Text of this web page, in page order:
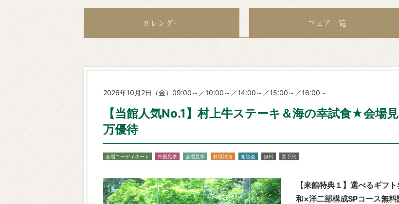
カレンダー フェア一覧
2026年10月2日（金）09:00～／10:00～／14:00～／15:00～／16:00～
【当館人気No.1】村上牛ステーキ＆海の幸試食★会場
万優待
会場コーディネート 神殿見学 会場見学 料理試食 相談会 無料 要予約
【来館特典１】選べるギフ
和×洋二部構成SPコース無料